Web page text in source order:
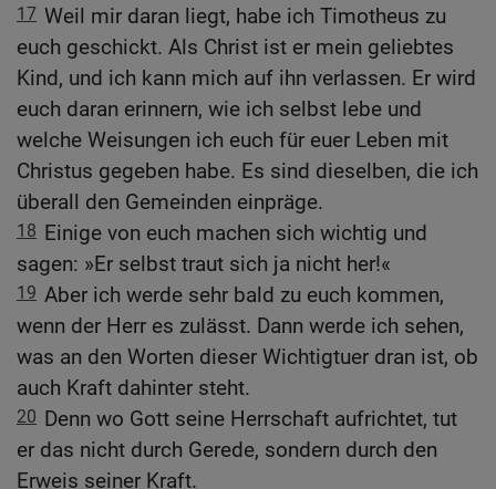
17 Weil mir daran liegt, habe ich Timotheus zu
euch geschickt. Als Christ ist er mein geliebtes
Kind, und ich kann mich auf ihn verlassen. Er wird
euch daran erinnern, wie ich selbst lebe und
welche Weisungen ich euch für euer Leben mit
Christus gegeben habe. Es sind dieselben, die ich
überall den Gemeinden einpräge.
18 Einige von euch machen sich wichtig und
sagen: »Er selbst traut sich ja nicht her!«
19 Aber ich werde sehr bald zu euch kommen,
wenn der Herr es zulässt. Dann werde ich sehen,
was an den Worten dieser Wichtigtuer dran ist, ob
auch Kraft dahinter steht.
20 Denn wo Gott seine Herrschaft aufrichtet, tut
er das nicht durch Gerede, sondern durch den
Erweis seiner Kraft.